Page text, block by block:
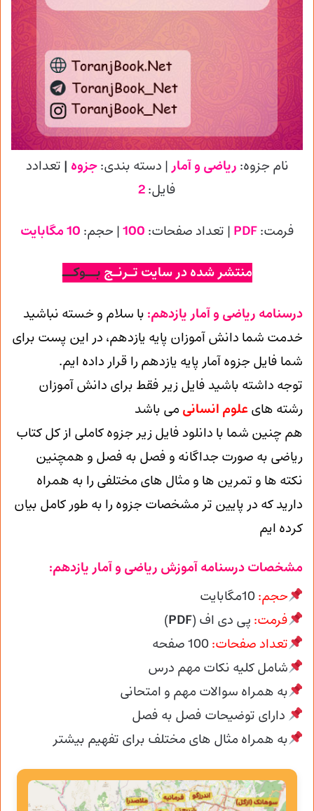
نام جزوه: ریاضی و آمار| دسته بندی:جزوه | تعدادد
فایل:
فرمت:PDF | تعداد صفحات: 100| حجم: 10 مگابایت
منتشر شده در سایت تـرنـج بــوکــ
درسنامه ریاضی و آمار یازدهم: با سلام و خسته نباشید
خدمت شما دانش آموزان پایه یازدهم، در این پست برای
شما فایل جزوه آمار پایه یازدهم را قرار داده ایم.
توجه داشته باشید فایل زیر فقط برای دانش آموزان
رشته هایعلوم انسانی می باشد
هم چنین شما با دانلود فایل زیر جزوه کاملی از کل کتاب
ریاضی به صورت جداگانه و فصل به فصل و همچنین
نکته ها و تمرین ها و مثال های مختلفی را به همراه
دارید که در پایین تر مشخصات جزوه را به طور کامل بیان
کرده ایم
مشخصات درسنامه آموزش ریاضی و آمار یازدهم:
حجم:10مگابایت
فرمت: پی دی اف (PDF
)
تعداد صفحات:100صفحه
شامل کلیه نکات مهم درس
به همراه سوالات مهم و امتحانی
دارای توضیحات فصل به فصل
به همراه مثال های مختلف برای تفهیم بیشتر